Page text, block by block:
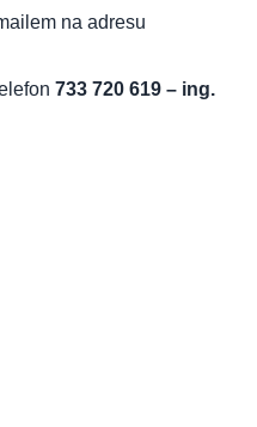
na adresu
733 720 619 – ing.